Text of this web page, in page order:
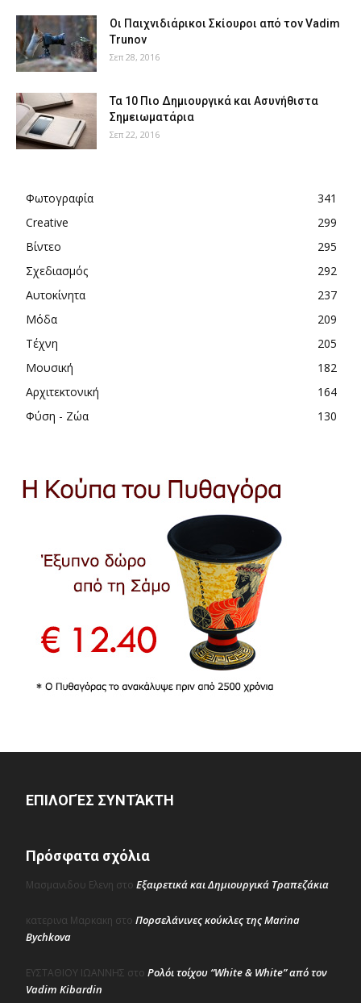
Οι Παιχνιδιάρικοι Σκίουροι από τον Vadim
Trunov
Σεπ 28, 2016
Τα 10 Πιο Δημιουργικά και Ασυνήθιστα
Σημειωματάρια
Σεπ 22, 2016
Φωτογραφία
341
Creative
299
Βίντεο
295
Σχεδιασμός
292
Αυτοκίνητα
237
Μόδα
209
Τέχνη
205
Μουσική
182
Αρχιτεκτονική
164
Φύση - Ζώα
130
ΕΠΙΛΟΓΈΣ ΣΥΝΤΆΚΤΗ
Πρόσφατα σχόλια
Μασμανιδου Ελενη στο Εξαιρετικά και Δημιουργικά Τραπεζάκια
κατερινα Μαρκακη στο Πορσελάνινες κούκλες της Marina
Bychkova
ΕΥΣΤΑΘΙΟΥ ΙΩΑΝΝΗΣ στο Ρολόι τοίχου “White & White” από τον
Vadim Kibardin